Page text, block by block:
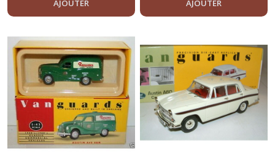
AJOUTER AJOUTER